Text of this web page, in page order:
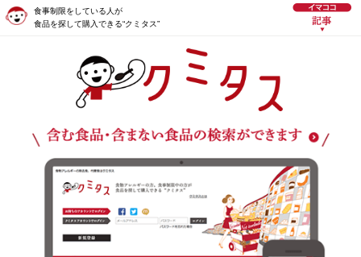
食事制限をしている人が
食品を探して購入できる“クミタス”